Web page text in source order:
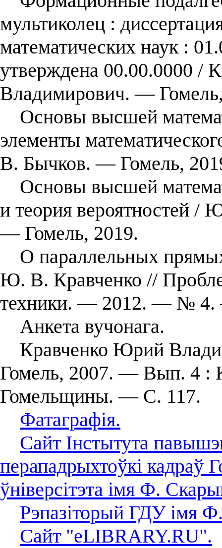
мультиколец :
математических наук :
утверждена 00.00.0000 /
Владимирович. —
Основы высшей
элементы
В. Бычков. — Гомель,
Основы высшей
и теория вероятностей
— Гомель, 2019.
О параллельных
Ю. В. Кравченко //
техники. — 2012. — №
Анкета вучонага.
Кравченко Юрий
Гомель, 2007. — Вып. 4 :
Гомельщины. — С. 117.
Фатаграфія.
Сайт Інстытута
перападрыхтоўкі кадраў
ўніверсітэта імя Ф.
Рэпазіторый ГДУ імя
Сайт "eLIBRARY.RU".